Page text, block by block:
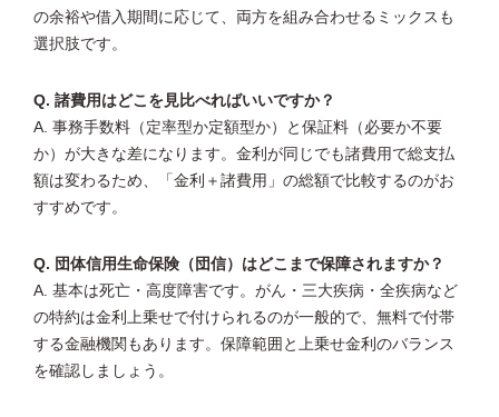
の余裕や借入期間に応じて、両方を組み合わせるミックスも
選択肢です。
Q. 諸費用はどこを見比べればいいですか？
A. 事務手数料（定率型か定額型か）と保証料（必要か不要
か）が大きな差になります。金利が同じでも諸費用で総支払
額は変わるため、「金利＋諸費用」の総額で比較するのがお
すすめです。
Q. 団体信用生命保険（団信）はどこまで保障されますか？
A. 基本は死亡・高度障害です。がん・三大疾病・全疾病など
の特約は金利上乗せで付けられるのが一般的で、無料で付帯
する金融機関もあります。保障範囲と上乗せ金利のバランス
を確認しましょう。